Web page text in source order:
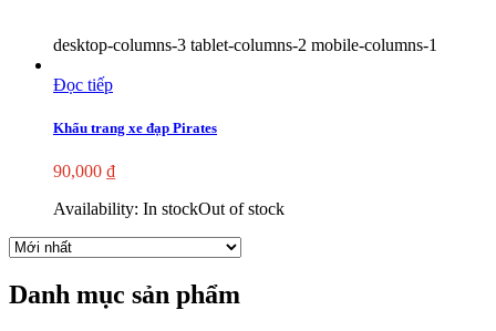
desktop-columns-3 tablet-columns-2 mobile-columns-1
Đọc tiếp
Khẩu trang xe đạp Pirates
90,000 ₫
Availability: In stockOut of stock
Danh mục sản phẩm